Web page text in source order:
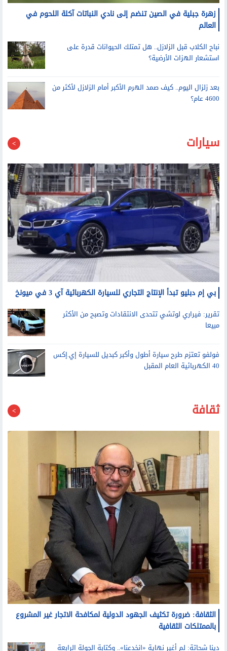
زهرة جبلية في الصين تنضم إلى نادي النباتات آكلة اللحوم في
نباح الكلاب قبل الزلازل.. هل تمتلك الحيوانات قدرة على
استشعار الهزات الأرضية؟
بعد زلزال اليوم.. كيف صمد الهرم الأكبر أمام الزلازل لأكثر من
4600 عام؟
سيارات
تقرير: فيراري لوتشي تتحدى الانتقادات وتصبح من الأكثر
فولفو تعتزم طرح سيارة أطول وأكبر كبديل للسيارة إي.إكس
40 الكهربائية العام المقبل
ثقافة